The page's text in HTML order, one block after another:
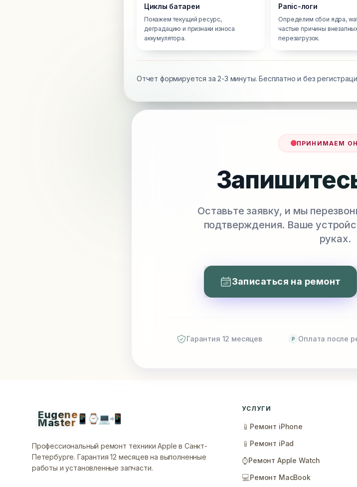
Циклы батареи
Покажем текущий ресурс,
деградацию и признаки износа
аккумулятора.
Panic-логи
Определим сбои ядра,
частые причины
перезагрузок.
Отчет формируется за 2-3 минуты. Бесплатно и без
ПРИНИМАЕМ
Оставьте заявку, и мы
подтверждения. Ваше
руках.
Записаться на ремонт
Гарантия 12 месяцев P Оплата после
Eugene
Master📱 ⌚💻📲
Профессиональный ремонт техники Apple в Санкт-
Петербурге. Гарантия 12 месяцев на выполненные
работы и установленные запчасти.
УСЛУГИ
📱 Ремонт iPhone
📱 Ремонт iPad
⌚Ремонт Apple Watch
💻Ремонт MacBook